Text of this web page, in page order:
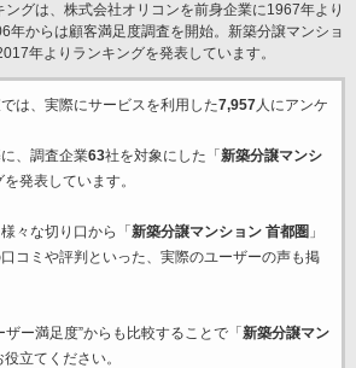
ングは、株式会社オリコンを前身企業に1967年より
年からは顧客満足度調査を開始。新築分譲マンショ
年よりランキングを発表しています。
は、実際にサービスを利用した7,957人にアンケ
、調査企業63社を対象にした「 新築分譲マンシ
を発表しています。
々な切り口から「 新築分譲マンション 首都圏 」
コミや評判といった、実際のユーザーの声も掲
ー満足度”からも比較することで「 新築分譲マン
役立てください。